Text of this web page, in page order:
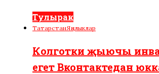
Тулырак
ТатарстанЯңалыклар
Колготки җыючы
егет Вконтактедан